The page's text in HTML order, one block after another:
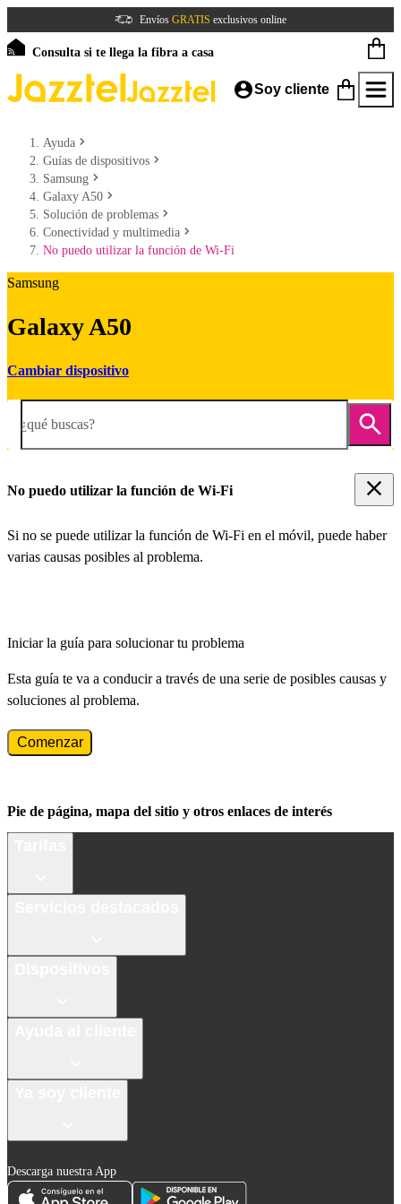
Envíos GRATIS exclusivos online
Consulta si te llega la fibra a casa
Soy cliente
Ayuda
Guías de dispositivos
Samsung
Galaxy A50
Solución de problemas
Conectividad y multimedia
No puedo utilizar la función de Wi-Fi
Samsung
Galaxy A50
Cambiar dispositivo
¿qué buscas?
No puedo utilizar la función de Wi-Fi
Si no se puede utilizar la función de Wi-Fi en el móvil, puede haber
varias causas posibles al problema.
Iniciar la guía para solucionar tu problema
Esta guía te va a conducir a través de una serie de posibles causas y
soluciones al problema.
Comenzar
Pie de página, mapa del sitio y otros enlaces de interés
Descarga nuestra App